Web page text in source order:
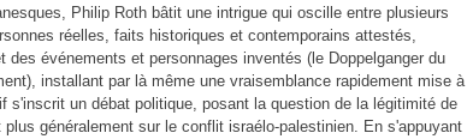
Philip Roth bâtit une intrigue qui oscille entre plusieurs
réelles, faits historiques et contemporains attestés,
des événements et personnages inventés (le Doppelganger du
installant par là même une vraisemblance rapidement mise à
s'inscrit un débat politique, posant la question de la légitimité de
plus généralement sur le conflit israélo-palestinien. En s'appuyant